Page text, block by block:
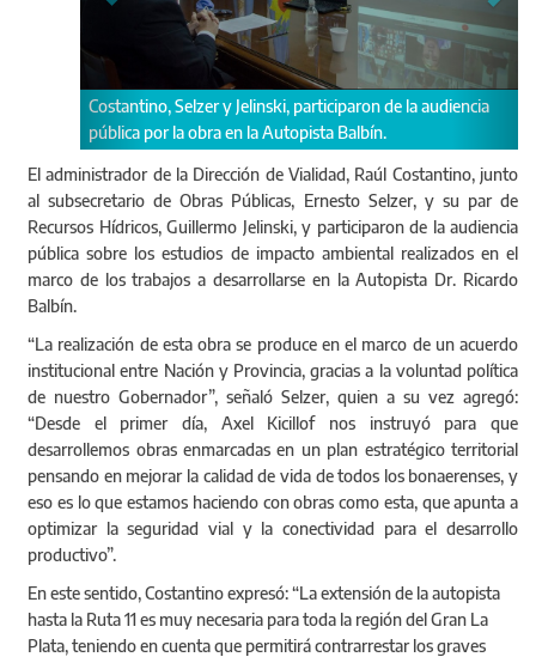
participaron de la audiencia
Balbín.
Costantino, en referencia a la
estos momentos, el mayor impacto
poder contar con ella”.
El administrador de la Dirección de Vialidad, Raúl Costantino, junto
al subsecretario de Obras Públicas, Ernesto Selzer, y su par de
Recursos Hídricos, Guillermo Jelinski, y participaron de la audiencia
pública sobre los estudios de impacto ambiental realizados en el
marco de los trabajos a desarrollarse en la Autopista Dr. Ricardo
Balbín.
“La realización de esta obra se produce en el marco de un acuerdo
institucional entre Nación y Provincia, gracias a la voluntad política
de nuestro Gobernador”, señaló Selzer, quien a su vez agregó:
“Desde el primer día, Axel Kicillof nos instruyó para que
desarrollemos obras enmarcadas en un plan estratégico territorial
pensando en mejorar la calidad de vida de todos los bonaerenses, y
eso es lo que estamos haciendo con obras como esta, que apunta a
optimizar la seguridad vial y la conectividad para el desarrollo
productivo”.
En este sentido, Costantino expresó: “La extensión de la autopista
hasta la Ruta 11 es muy necesaria para toda la región del Gran La
Plata, teniendo en cuenta que permitirá contrarrestar los graves